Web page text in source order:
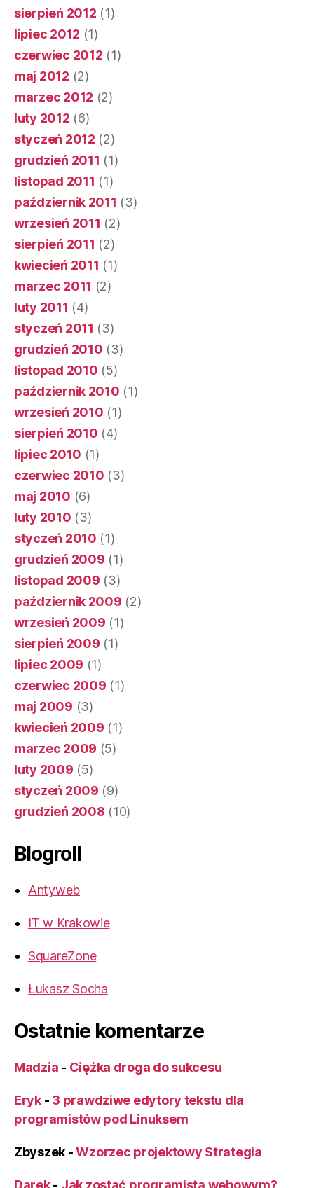
sierpień 2012 (1)
lipiec 2012 (1)
czerwiec 2012 (1)
maj 2012 (2)
marzec 2012 (2)
luty 2012 (6)
styczeń 2012 (2)
grudzień 2011 (1)
listopad 2011 (1)
październik 2011 (3)
wrzesień 2011 (2)
sierpień 2011 (2)
kwiecień 2011 (1)
marzec 2011 (2)
luty 2011 (4)
styczeń 2011 (3)
grudzień 2010 (3)
listopad 2010 (5)
październik 2010 (1)
wrzesień 2010 (1)
sierpień 2010 (4)
lipiec 2010 (1)
czerwiec 2010 (3)
maj 2010 (6)
luty 2010 (3)
styczeń 2010 (1)
grudzień 2009 (1)
listopad 2009 (3)
październik 2009 (2)
wrzesień 2009 (1)
sierpień 2009 (1)
lipiec 2009 (1)
czerwiec 2009 (1)
maj 2009 (3)
kwiecień 2009 (1)
marzec 2009 (5)
luty 2009 (5)
styczeń 2009 (9)
grudzień 2008 (10)
Blogroll
Antyweb
IT w Krakowie
SquareZone
Łukasz Socha
Ostatnie komentarze
Madzia - Ciężka droga do sukcesu
Eryk- 3 prawdziwe edytory tekstu dla
programistów pod Linuksem
Zbyszek -Wzorzec projektowy Strategia
Darek- Jak zostać programistą webowym?